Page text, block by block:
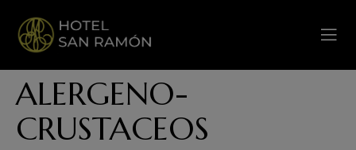
ALERGENO-
CRUSTACEOS